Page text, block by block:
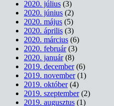
2020. július (3)
2020. június (2)
2020. május (5)
2020. április (3)
2020. március (6)
2020. február(3)
2020. január(8)
2019. december(6)
2019. november(1)
2019. október(4)
2019. szeptember(2)
2019. augusztus (1)